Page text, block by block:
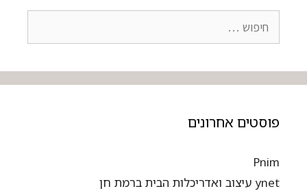
פוסטים אחרונים
Pnim
ynet עיצוב ואדריכלות הבית ברמת חן